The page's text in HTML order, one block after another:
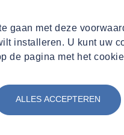
gaan met deze
installeren. U kunt uw
de pagina met het
ALLES ACCEPTEREN